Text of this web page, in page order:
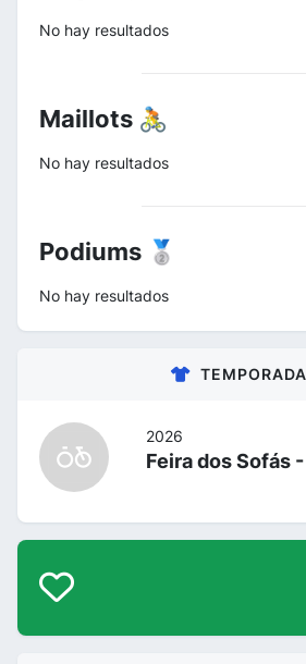
No hay resultados
Maillots 🚴
No hay resultados
Podiums 🥈
No hay resultados
2026
Feira dos Sofás